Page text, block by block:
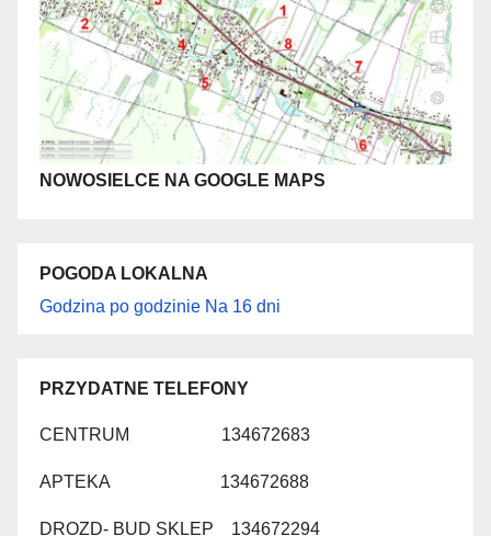
NOWOSIELCE NA GOOGLE MAPS
POGODA LOKALNA
Godzina po godzinie Na 16 dni
PRZYDATNE TELEFONY
CENTRUM 134672683
APTEKA 134672688
DROZD- BUD SKLEP 134672294